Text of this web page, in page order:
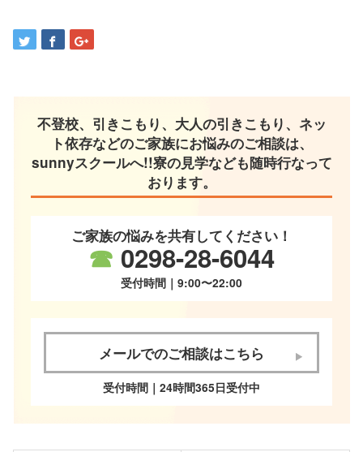
不登校、引きこもり、大人の引きこもり、ネッ
ト依存などのご家族にお悩みのご相談は、
sunnyスクールへ!!寮の見学なども随時行なって
おります。
ご家族の悩みを共有してください！
☎ 0298-28-6044
受付時間｜9:00〜22:00
メールでのご相談はこちら
受付時間｜24時間365日受付中